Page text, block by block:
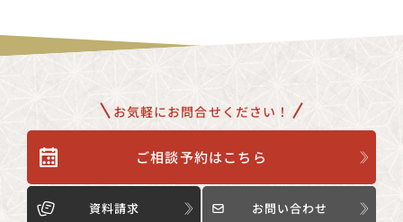
お気軽にお問合せください！
ご相談予約はこちら
資料請求 お問い合わせ